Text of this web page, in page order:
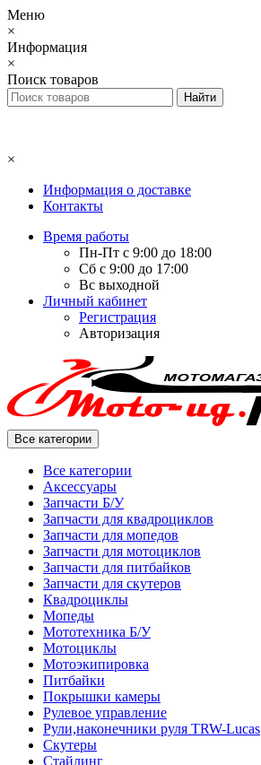
Меню
×
Информация
×
Поиск товаров
×
Информация о доставке
Контакты
Время работы
Пн-Пт с 9:00 до 18:00
Сб с 9:00 до 17:00
Вс выходной
Личный кабинет
Регистрация
Авторизация
Все категории
Все категории
Аксессуары
Запчасти Б/У
Запчасти для квадроциклов
Запчасти для мопедов
Запчасти для мотоциклов
Запчасти для питбайков
Запчасти для скутеров
Квадроциклы
Мопеды
Мототехника Б/У
Мотоциклы
Мотоэкипировка
Питбайки
Покрышки камеры
Рулевое управление
Рули,наконечники руля TRW-Lucas
Скутеры
Стайлинг